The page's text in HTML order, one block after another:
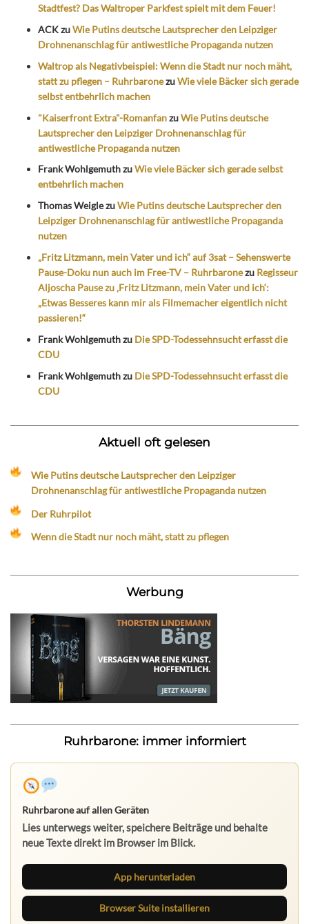
Stadtfest? Das Waltroper Parkfest spielt mit dem Feuer!
ACKzuWie Putins deutsche Lautsprecher den Leipziger
Drohnenanschlag für antiwestliche Propaganda nutzen
Waltrop als Negativbeispiel: Wenn die Stadt nur noch mäht,
statt zu pflegen – RuhrbaronezuWie viele Bäcker sich gerade
selbst entbehrlich machen
"Kaiserfront Extra"-RomanfanzuWie Putins deutsche
Lautsprecher den Leipziger Drohnenanschlag für
antiwestliche Propaganda nutzen
Frank WohlgemuthzuWie viele Bäcker sich gerade selbst
entbehrlich machen
Thomas WeiglezuWie Putins deutsche Lautsprecher den
Leipziger Drohnenanschlag für antiwestliche Propaganda
nutzen
„Fritz Litzmann, mein Vater und ich“ auf 3sat – Sehenswerte
Pause-Doku nun auch im Free-TV – Ruhrbaronezu Regisseur
Aljoscha Pause zu ‚Fritz Litzmann, mein Vater und ich‘:
„Etwas Besseres kann mir als Filmemacher eigentlich nicht
passieren!“
Frank Wohlgemuthzu Die SPD-Todessehnsucht erfasst die
CDU
Frank Wohlgemuthzu Die SPD-Todessehnsucht erfasst die
CDU
Aktuell oft gelesen
Wie Putins deutsche Lautsprecher den Leipziger
Drohnenanschlag für antiwestliche Propaganda nutzen
Der Ruhrpilot
Wenn die Stadt nur noch mäht, statt zu pflegen
Werbung
Ruhrbarone: immer informiert
Ruhrbarone auf allen Geräten
Lies unterwegs weiter, speichere Beiträge und behalte
neue Texte direkt im Browser im Blick.
App herunterladen
Browser Suite installieren